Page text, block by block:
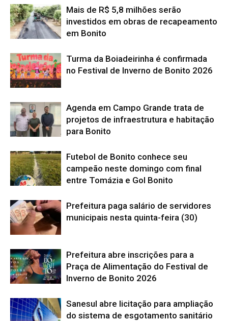
Mais de R$ 5,8 milhões serão
investidos em obras de recapeamento
em Bonito
Turma da Boiadeirinha é confirmada
no Festival de Inverno de Bonito 2026
Agenda em Campo Grande trata de
projetos de infraestrutura e habitação
para Bonito
Futebol de Bonito conhece seu
campeão neste domingo com final
entre Tomázia e Gol Bonito
Prefeitura paga salário de servidores
municipais nesta quinta-feira (30)
Prefeitura abre inscrições para a
Praça de Alimentação do Festival de
Inverno de Bonito 2026
Sanesul abre licitação para ampliação
do sistema de esgotamento sanitário